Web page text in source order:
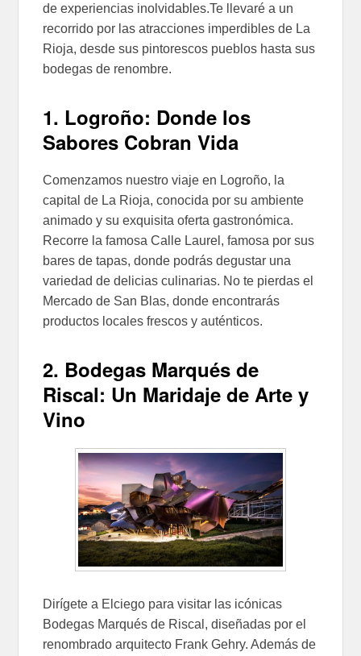
de experiencias inolvidables.Te llevaré a un
recorrido por las atracciones imperdibles de La
Rioja, desde sus pintorescos pueblos hasta sus
bodegas de renombre.
1. Logroño: Donde los
Sabores Cobran Vida
Comenzamos nuestro viaje en Logroño, la
capital de La Rioja, conocida por su ambiente
animado y su exquisita oferta gastronómica.
Recorre la famosa Calle Laurel, famosa por sus
bares de tapas, donde podrás degustar una
variedad de delicias culinarias. No te pierdas el
Mercado de San Blas, donde encontrarás
productos locales frescos y auténticos.
2. Bodegas Marqués de
Riscal: Un Maridaje de Arte y
Vino
Dirígete a Elciego para visitar las icónicas
Bodegas Marqués de Riscal, diseñadas por el
renombrado arquitecto Frank Gehry. Además de